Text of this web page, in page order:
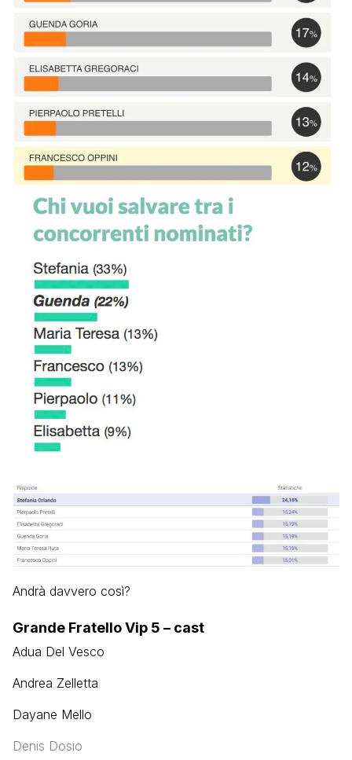
Andrà davvero così?
Grande Fratello Vip 5 – cast
Adua Del Vesco
Andrea Zelletta
Dayane Mello
Denis Dosio